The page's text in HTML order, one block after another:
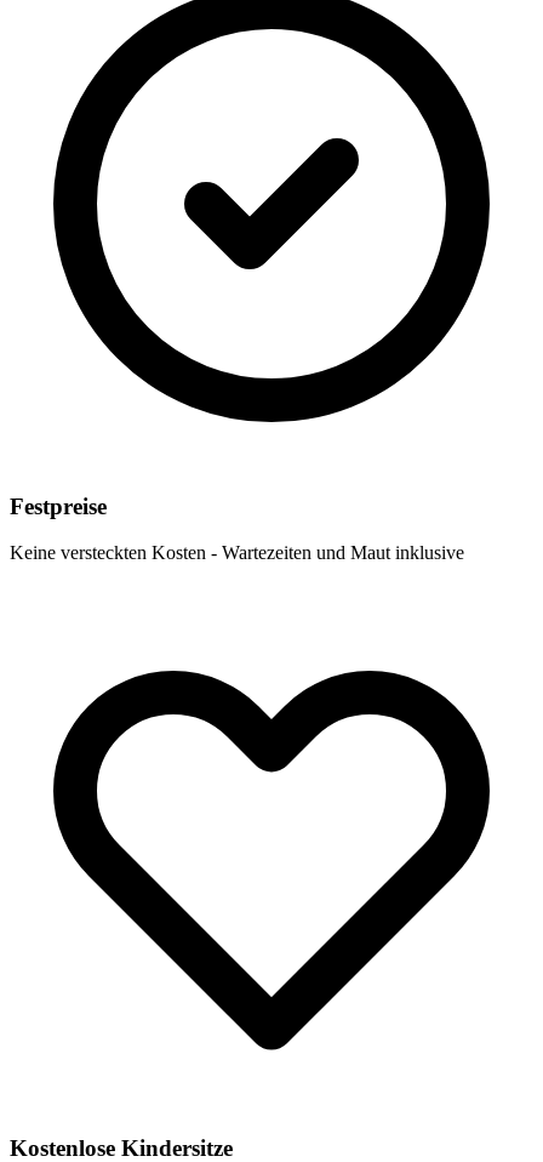
Festpreise
Keine versteckten Kosten - Wartezeiten und Maut inklusive
Kostenlose Kindersitze